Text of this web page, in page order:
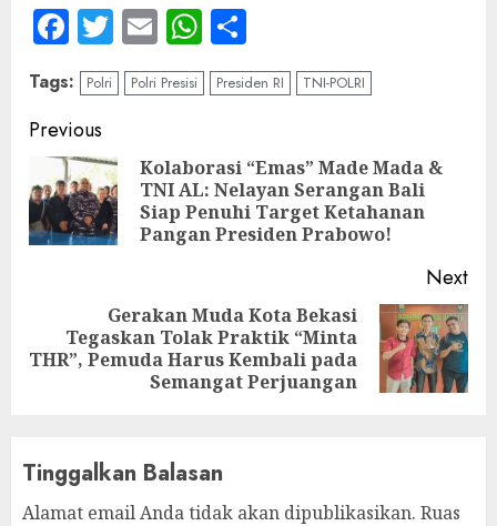
Facebook
Twitter
EmailWhatsApp
Tags: Polri Polri Presisi Presiden RI TNI-POLRI
Continue
Reading
Previous
Kolaborasi “Emas” Made Mada &
TNI AL: Nelayan Serangan Bali
Siap Penuhi Target Ketahanan
Pangan Presiden Prabowo!
Next
Next
post:
Gerakan Muda Kota Bekasi
Tegaskan Tolak Praktik “Minta
THR”, Pemuda Harus Kembali pada
Semangat Perjuangan
Tinggalkan Balasan
Alamat email Anda tidak akan dipublikasikan. Ruas